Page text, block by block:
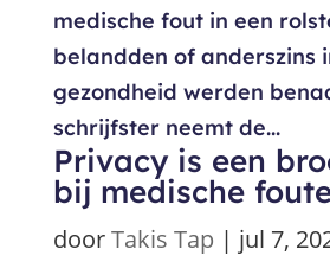
medische fout in een
belandden of anderszins
gezondheid werden
schrijfster neemt de...
Privacy is een
bij medische
doorTakis Tap | jul 7,